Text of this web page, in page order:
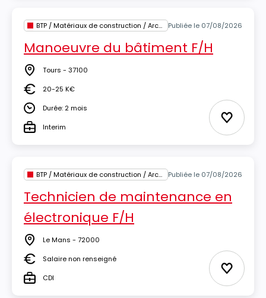
BTP / Matériaux de construction / Architecture Publiée le 07/08/2026
Manoeuvre du bâtiment F/H
Lieu Tours - 37100
Salaire20-25 K€
DuréeDurée: 2 mois
TypeInterim Ajouter
BTP / Matériaux de construction / Architecture Publiée le 07/08/2026
Technicien de maintenance en
électronique F/H
Lieu Le Mans - 72000
SalaireSalaire non renseigné
TypeCDI Ajouter